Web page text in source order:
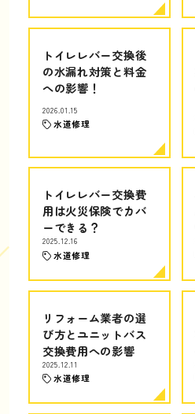
トイレレバー交換後
の水漏れ対策と料金
への影響！
2026.01.15
水道修理
トイレレバー交換費
用は火災保険でカバ
ーできる？
2025.12.16
水道修理
リフォーム業者の選
び方とユニットバス
交換費用への影響
2025.12.11
水道修理